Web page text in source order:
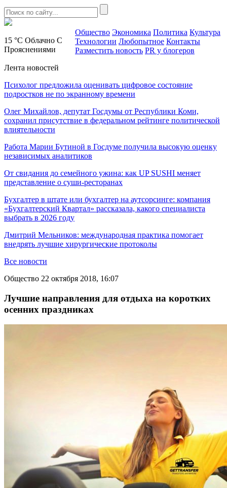
15 °C Облачно С
Прояснениями
Общество Экономика Политика Культура
Технологии Любопытное Контакты
Разместить новость PR у блогеров
Лента новостей
Психолог предложила оценивать цифровое состояние
подростков не по экранному времени
Олег Михайлов, депутат Госдумы от Республики Коми,
сохранил присутствие в федеральном рейтинге политической
влиятельности
Работа Марии Бутиной в Госдуме получила высокую оценку
независимых аналитиков
От свидания до семейного ужина: как UP SUSHI меняет
представление о суши-ресторанах
Бухгалтер в штате или бухгалтер на аутсорсинге: компания
«Бухгалтерский Квартал» рассказала, какого специалиста
выбрать в 2026 году
Дмитрий Мельников: международная практика помогает
внедрять лучшие хирургические протоколы
Все новости
Общество 22 октября 2018, 16:07
Лучшие направления для отдыха на коротких
осенних праздниках